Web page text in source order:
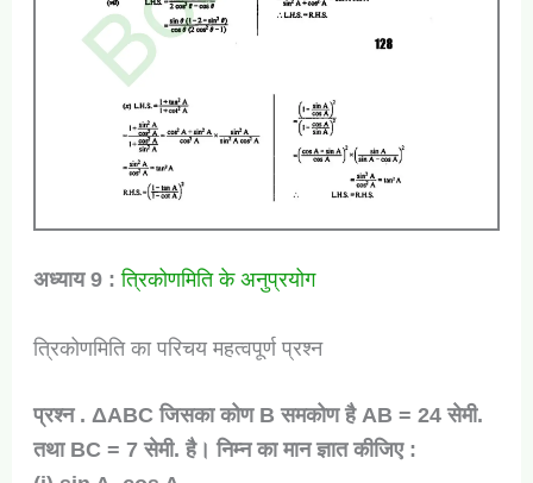
अध्याय 9 : त्रिकोणमिति के अनुप्रयोग
त्रिकोणमिति का परिचय महत्वपूर्ण प्रश्न
प्रश्न . ΔABC जिसका कोण B समकोण है AB = 24 सेमी.
तथा BC = 7 सेमी. है। निम्न का मान ज्ञात कीजिए :